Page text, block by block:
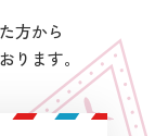
方から
ります。